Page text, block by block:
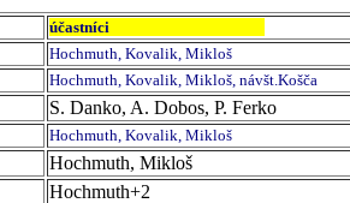
účastníci
Hochmuth, Kovalik, Mikloš
Hochmuth, Kovalik, Mikloš, návšt.Košča
S. Danko, A. Dobos, P. Ferko
Hochmuth, Kovalik, Mikloš
Hochmuth, Mikloš
Hochmuth+2